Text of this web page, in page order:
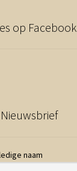
op Facebook
naam